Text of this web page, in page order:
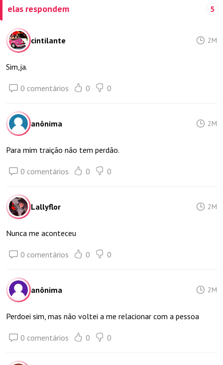
elas respondem 5
cintilante 2M
Sim,ja.
0 comentários 0 0
anônima 2M
Para mim traição não tem perdão.
0 comentários 0 0
Lallyflor 2M
Nunca me aconteceu
0 comentários 0 0
anônima 2M
Perdoei sim, mas não voltei a me relacionar com a pessoa
0 comentários 0 0